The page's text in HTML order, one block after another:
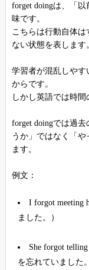
forget doingは、「
味です。
こちらは行動自体
ない状態を表します
学習者が混乱しやす
からです。
しかし英語では時間
forget doingでは過
うか」ではなく「
ます。
例文：
I forgot meeting
ました。）
She forgot
を忘れていました